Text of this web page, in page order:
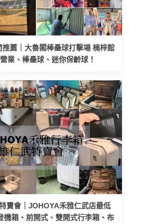
推薦｜大魯閣棒壘球打擊場 楠梓館
業、棒壘球、迷你保齡球！
賣會｜JOHOYA禾雅仁武店最低
機箱、前開式、雙開式行李箱、布